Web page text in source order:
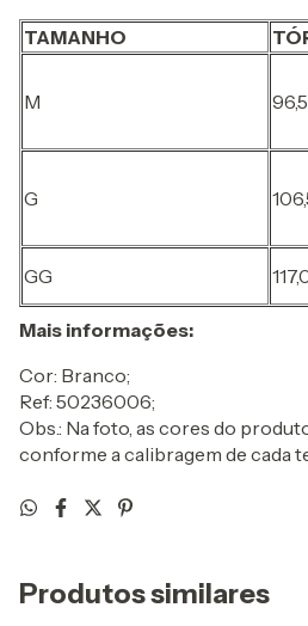
TAMANHO
M
G
GG
Mais informações:
Cor: Branco;
Ref: 50236006;
Obs.: Na foto, as cores do
conforme a calibragem de cada
Produtos similares